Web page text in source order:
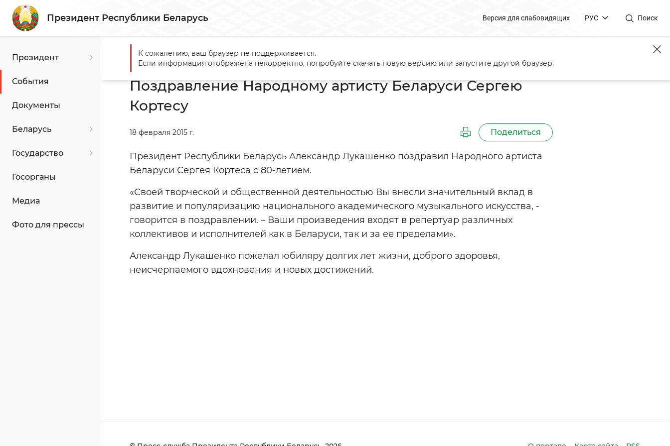
Президент Республики Беларусь Версия для слабовидящих РУС Поиск
Президент
События
Документы
Беларусь
Государство
Госорганы
Медиа
Фото для прессы
Главная События Поздравление Народному артисту Беларуси Сергею Кортесу
Поздравление Народному артисту Беларуси Сергею
Кортесу
18 февраля 2015 г. Поделиться
Президент Республики Беларусь Александр Лукашенко поздравил Народного артиста
Беларуси Сергея Кортеса с 80-летием.
«Своей творческой и общественной деятельностью Вы внесли значительный вклад в
развитие и популяризацию национального академического музыкального искусства, -
говорится в поздравлении. – Ваши произведения входят в репертуар различных
коллективов и исполнителей как в Беларуси, так и за ее пределами».
Александр Лукашенко пожелал юбиляру долгих лет жизни, доброго здоровья,
неисчерпаемого вдохновения и новых достижений.
К сожалению, ваш браузер не поддерживается.
Если информация отображена некорректно, попробуйте скачать новую версию или запустите другой браузер.